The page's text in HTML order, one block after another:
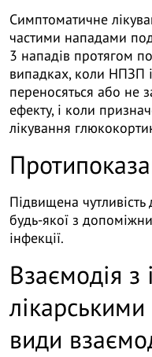
Симптоматичне
частими нападами
3 нападів протягом
випадках, коли НПЗП і
переносяться або не
ефекту, і коли
лікування
Підвищена
будь-якої з
інфекції.
Взаємодія
види